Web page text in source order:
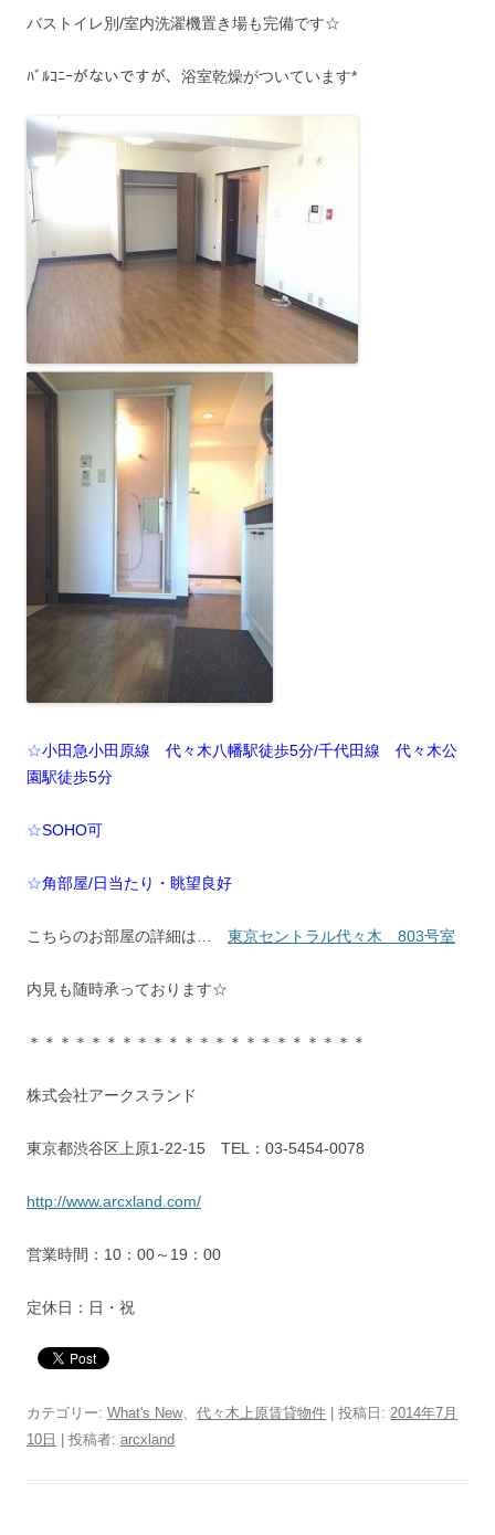
バストイレ別/室内洗濯機置き場も完備です☆
ﾊﾞﾙｺﾆｰがないですが、浴室乾燥がついています*
☆小田急小田原線 代々木八幡駅徒歩5分/千代田線 代々木公
園駅徒歩5分
☆SOHO可
☆角部屋/日当たり・眺望良好
こちらのお部屋の詳細は… 東京セントラル代々木 803号室
内見も随時承っております☆
＊＊＊＊＊＊＊＊＊＊＊＊＊＊＊＊＊＊＊＊＊＊
株式会社アークスランド
東京都渋谷区上原1-22-15 TEL：03-5454-0078
http://www.arcxland.com/
営業時間：10：00～19：00
定休日：日・祝
カテゴリー: What's New、 代々木上原賃貸物件 | 投稿日: 2014年7月
10日
投稿者: arcxland